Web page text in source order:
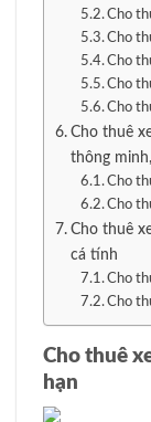
Cho
Cho
Cho
Cho
Cho
Cho thuê
thông
Cho
Cho
Cho thuê
cá tính
Cho
Cho
Cho thuê
hạn